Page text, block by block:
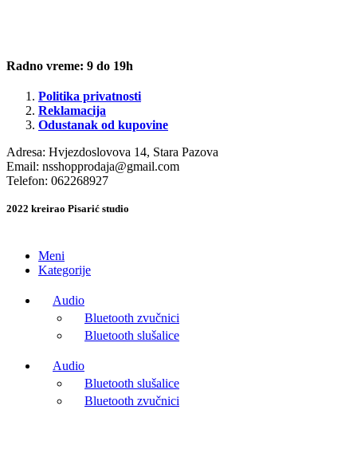
Radno vreme: 9 do 19h
Politika privatnosti
Reklamacija
Odustanak od kupovine
Adresa: Hvjezdoslovova 14, Stara Pazova
Email: nsshopprodaja@gmail.com
Telefon: 062268927
2022 kreirao Pisarić studio
Meni
Kategorije
Audio
Bluetooth zvučnici
Bluetooth slušalice
Audio
Bluetooth slušalice
Bluetooth zvučnici